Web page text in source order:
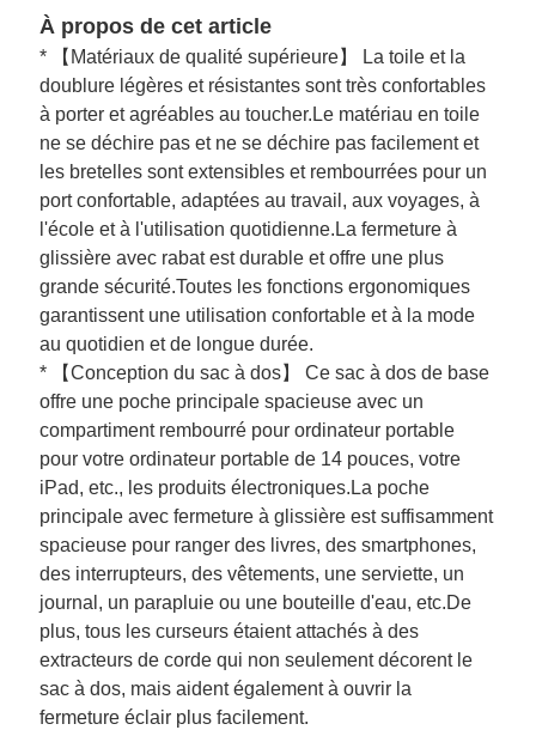
À propos de cet article
* 【Matériaux de qualité supérieure】 La toile et la
doublure légères et résistantes sont très confortables
à porter et agréables au toucher.Le matériau en toile
ne se déchire pas et ne se déchire pas facilement et
les bretelles sont extensibles et rembourrées pour un
port confortable, adaptées au travail, aux voyages, à
l'école et à l'utilisation quotidienne.La fermeture à
glissière avec rabat est durable et offre une plus
grande sécurité.Toutes les fonctions ergonomiques
garantissent une utilisation confortable et à la mode
au quotidien et de longue durée.
* 【Conception du sac à dos】 Ce sac à dos de base
offre une poche principale spacieuse avec un
compartiment rembourré pour ordinateur portable
pour votre ordinateur portable de 14 pouces, votre
iPad, etc., les produits électroniques.La poche
principale avec fermeture à glissière est suffisamment
spacieuse pour ranger des livres, des smartphones,
des interrupteurs, des vêtements, une serviette, un
journal, un parapluie ou une bouteille d'eau, etc.De
plus, tous les curseurs étaient attachés à des
extracteurs de corde qui non seulement décorent le
sac à dos, mais aident également à ouvrir la
fermeture éclair plus facilement.